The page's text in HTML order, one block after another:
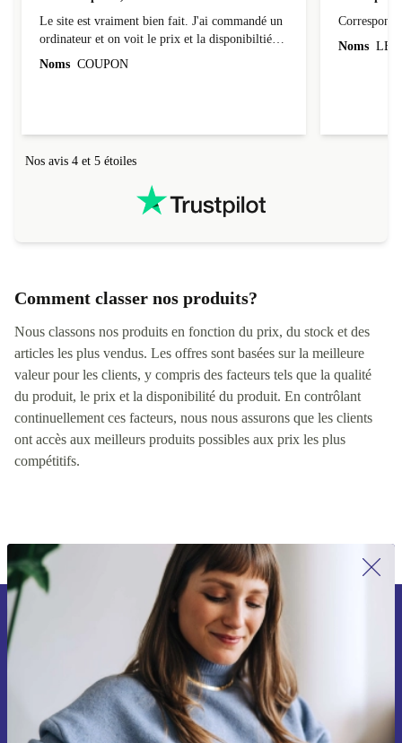
Site bien pensé, envoi sécurisé
Le site est vraiment bien fait. J'ai commandé un
ordinateur et on voit le prix et la disponibiltié
Correspond
Comment classer nos produits?
Nous classons nos produits en fonction du prix, du stock et des
articles les plus vendus. Les offres sont basées sur la meilleure
valeur pour les clients, y compris des facteurs tels que la qualité
du produit, le prix et la disponibilité du produit. En contrôlant
continuellement ces facteurs, nous nous assurons que les clients
ont accès aux meilleurs produits possibles aux prix les plus
Inscrivez-vous à notre newsletter pour
la première fois et économisez 15 € !
Ne manquez plus aucune offre.